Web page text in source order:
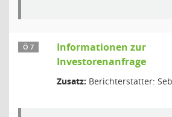
Ö 7
Informationen zur
Investorenanfrage
Zusatz: Berichterstatter: